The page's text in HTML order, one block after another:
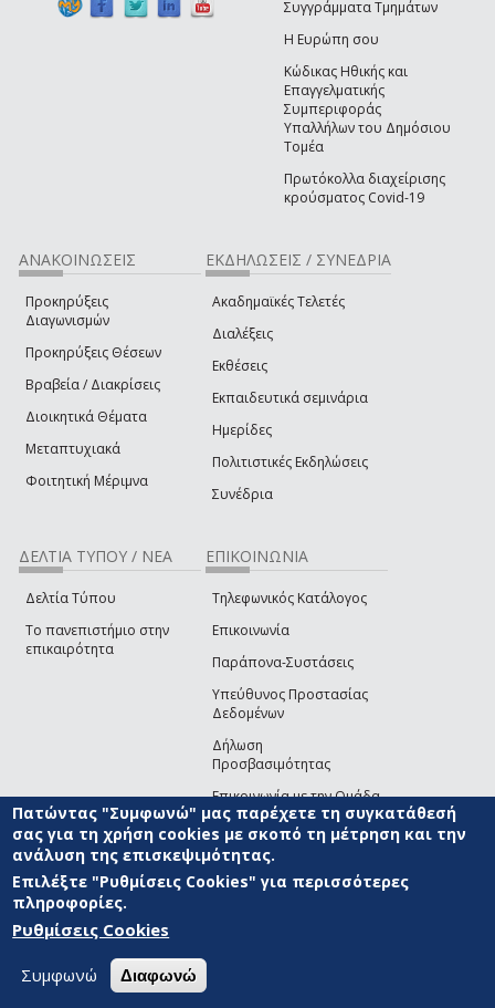
Συγγράμματα Τμημάτων
Η Ευρώπη σου
Κώδικας Ηθικής και
Επαγγελματικής
Συμπεριφοράς
Υπαλλήλων του Δημόσιου
Τομέα
Πρωτόκολλα διαχείρισης
κρούσματος Covid-19
ΑΝΑΚΟΙΝΩΣΕΙΣ
Προκηρύξεις
Διαγωνισμών
Προκηρύξεις Θέσεων
Βραβεία / Διακρίσεις
Διοικητικά Θέματα
Μεταπτυχιακά
Φοιτητική Μέριμνα
ΕΚΔΗΛΩΣΕΙΣ / ΣΥΝΕΔΡΙΑ
Ακαδημαϊκές Τελετές
Διαλέξεις
Εκθέσεις
Εκπαιδευτικά σεμινάρια
Ημερίδες
Πολιτιστικές Εκδηλώσεις
Συνέδρια
ΔΕΛΤΙΑ ΤΥΠΟΥ / ΝΕΑ
Δελτία Τύπου
Το πανεπιστήμιο στην
επικαιρότητα
ΕΠΙΚΟΙΝΩΝΙΑ
Τηλεφωνικός Κατάλογος
Επικοινωνία
Παράπονα-Συστάσεις
Υπεύθυνος Προστασίας
Δεδομένων
Δήλωση
Προσβασιμότητας
Επικοινωνία με την Ομάδα
Ανάπτυξης του site(link sends e-mail)
© ΠΑΝΕΠΙΣΤΗΜΙΟ ΑΙΓΑΙΟΥ ΟΡΟΙ ΧΡΗΣΗΣ
ΑΝΑΠΤΥΞΗΣ
Πατώντας "Συμφωνώ" μας παρέχετε τη συγκατάθεσή
σας για τη χρήση cookies με σκοπό τη μέτρηση και την
ανάλυση της επισκεψιμότητας.
Επιλέξτε "Ρυθμίσεις Cookies" για περισσότερες
πληροφορίες.
Ρυθμίσεις Cookies
Συμφωνώ Διαφωνώ